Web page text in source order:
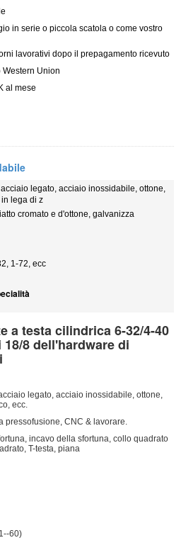
in serie o piccola scatola o come vostro
lavorativi dopo il prepagamento ricevuto
Western Union
al mese
legato, acciaio inossidabile, ottone,
lega di z
cromato e d'ottone, galvanizza
1-72, ecc
a testa cilindrica 6-32/4-40
8 dell'hardware di
legato, acciaio inossidabile, ottone,
ecc.
pressofusione, CNC & lavorare.
incavo della sfortuna, collo quadrato
T-testa, piana
60)